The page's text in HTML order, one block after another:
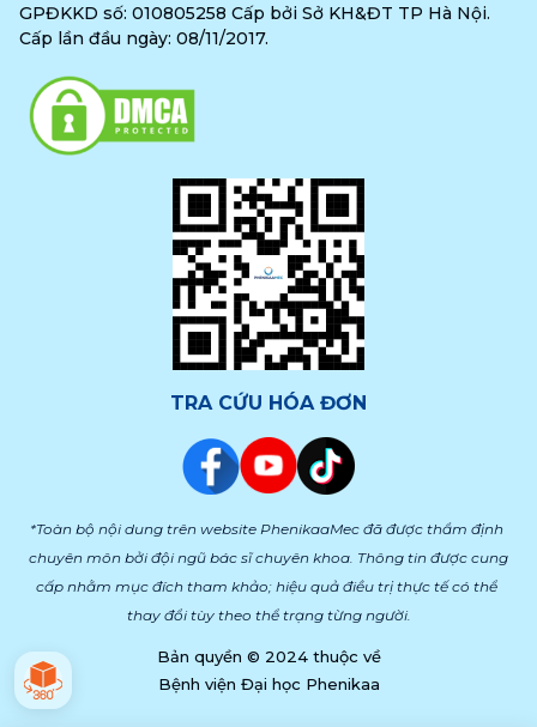
GPĐKKD số: 010805258 Cấp bởi Sở KH&ĐT TP Hà Nội.
Cấp lần đầu ngày: 08/11/2017.
TRA CỨU HÓA ĐƠN
*Toàn bộ nội dung trên website PhenikaaMec đã được thẩm định
chuyên môn bởi đội ngũ bác sĩ chuyên khoa. Thông tin được cung
cấp nhằm mục đích tham khảo; hiệu quả điều trị thực tế có thể
thay đổi tùy theo thể trạng từng người.
Bản quyền © 2024 thuộc về
Bệnh viện Đại học Phenikaa